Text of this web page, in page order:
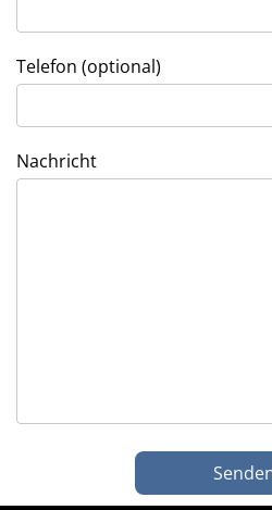
Telefon (optional)
Nachricht